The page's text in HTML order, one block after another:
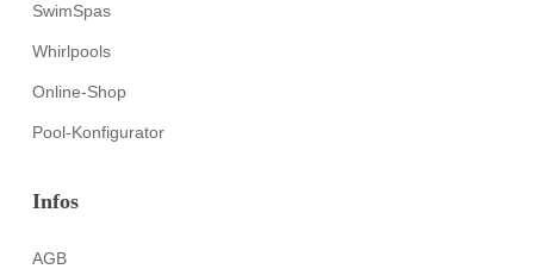
SwimSpas
Whirlpools
Online-Shop
Pool-Konfigurator
Infos
AGB